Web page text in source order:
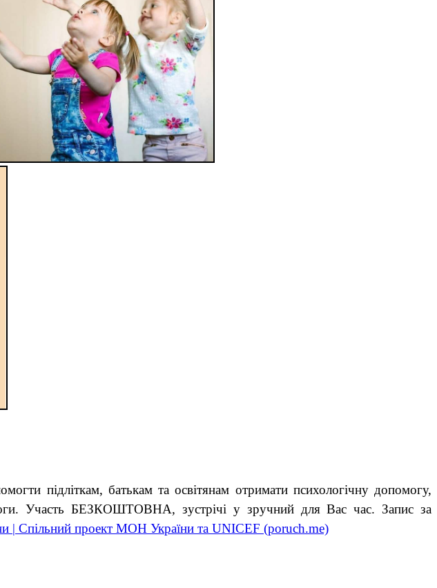
підліткам, батькам та освітянам отримати психологічну допомогу,
Участь БЕЗКОШТОВНА, зустрічі у зручний для Вас час. Запис за
| Спільний проект МОН України та UNICEF (poruch.me)